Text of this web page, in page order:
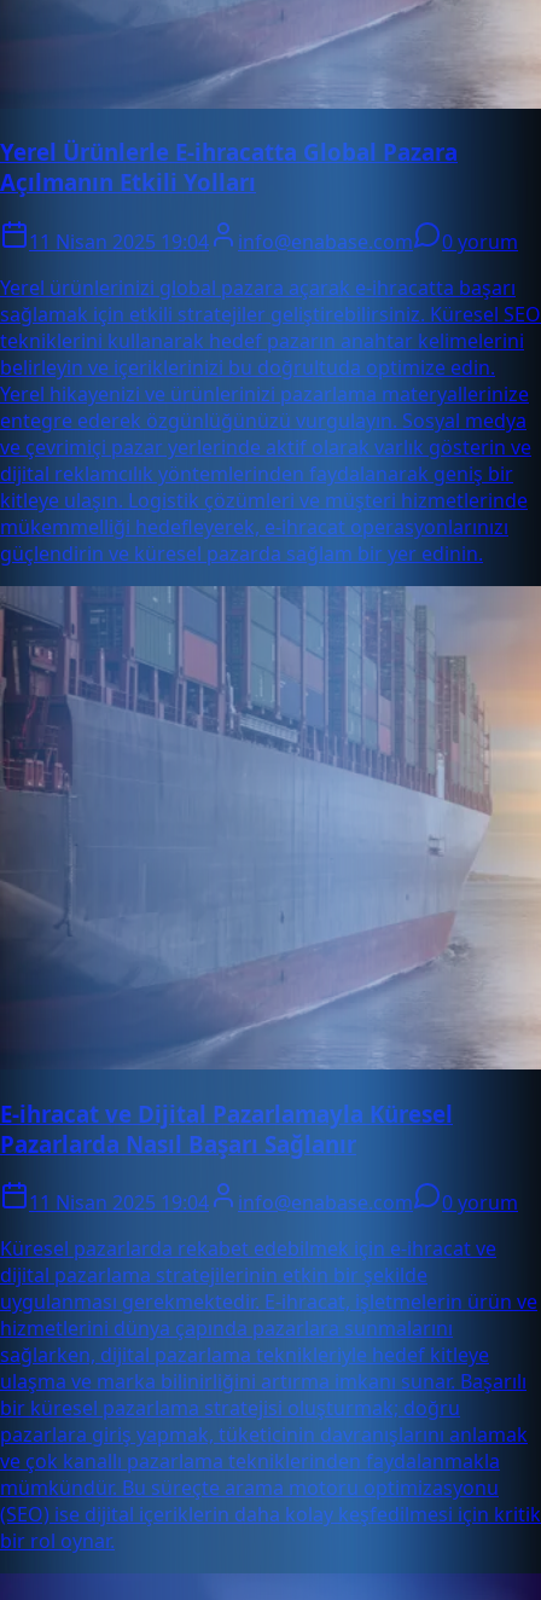
Yerel Ürünlerle E-ihracatta Global Pazara
Açılmanın Etkili Yolları
11 Nisan 2025 19:04 info@enabase.com
0 yorum
Yerel ürünlerinizi global pazara açarak e-ihracatta başarı
sağlamak için etkili stratejiler geliştirebilirsiniz. Küresel SEO
tekniklerini kullanarak hedef pazarın anahtar kelimelerini
belirleyin ve içeriklerinizi bu doğrultuda optimize edin.
Yerel hikayenizi ve ürünlerinizi pazarlama materyallerinize
entegre ederek özgünlüğünüzü vurgulayın. Sosyal medya
ve çevrimiçi pazar yerlerinde aktif olarak varlık gösterin ve
dijital reklamcılık yöntemlerinden faydalanarak geniş bir
kitleye ulaşın. Logistik çözümleri ve müşteri hizmetlerinde
mükemmelliği hedefleyerek, e-ihracat operasyonlarınızı
güçlendirin ve küresel pazarda sağlam bir yer edinin.
E-ihracat ve Dijital Pazarlamayla Küresel
Pazarlarda Nasıl Başarı Sağlanır
11 Nisan 2025 19:04 info@enabase.com
0 yorum
Küresel pazarlarda rekabet edebilmek için e-ihracat ve
dijital pazarlama stratejilerinin etkin bir şekilde
uygulanması gerekmektedir. E-ihracat, işletmelerin ürün ve
hizmetlerini dünya çapında pazarlara sunmalarını
sağlarken, dijital pazarlama teknikleriyle hedef kitleye
ulaşma ve marka bilinirliğini artırma imkanı sunar. Başarılı
bir küresel pazarlama stratejisi oluşturmak; doğru
pazarlara giriş yapmak, tüketicinin davranışlarını anlamak
ve çok kanallı pazarlama tekniklerinden faydalanmakla
mümkündür. Bu süreçte arama motoru optimizasyonu
(SEO) ise dijital içeriklerin daha kolay keşfedilmesi için kritik
bir rol oynar.